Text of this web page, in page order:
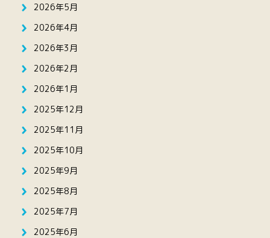
2026年5月
2026年4月
2026年3月
2026年2月
2026年1月
2025年12月
2025年11月
2025年10月
2025年9月
2025年8月
2025年7月
2025年6月